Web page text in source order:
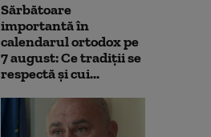
Sărbătoare
importantă în
calendarul ortodox pe
7 august: Ce tradiții se
respectă și cui...